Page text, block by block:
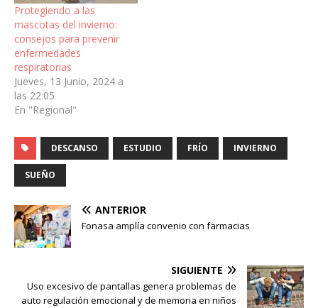
Protegiendo a las
mascotas del invierno:
consejos para prevenir
enfermedades
respiratorias
Jueves, 13 Junio, 2024 a
las 22:05
En "Regional"
DESCANSO ESTUDIO FRÍO INVIERNO
SUEÑO
ANTERIOR
Fonasa amplía convenio con farmacias
SIGUIENTE
Uso excesivo de pantallas genera problemas de
auto regulación emocional y de memoria en niños